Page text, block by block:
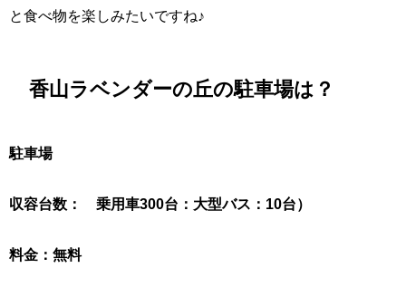
と食べ物を楽しみたいですね♪
香山ラベンダーの丘の駐車場は？
駐車場
収容台数： 乗用車300台：大型バス：10台）
料金：無料